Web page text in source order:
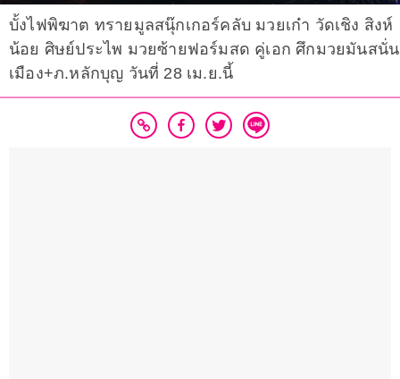
บั้งไฟพิฆาต ทรายมูลสนุ๊กเกอร์คลับ มวยเก๋า วัดเชิง สิงห์
น้อย ศิษย์ประไพ มวยซ้ายฟอร์มสด คู่เอก ศึกมวยมันสนั่น
เมือง+ภ.หลักบุญ วันที่ 28 เม.ย.นี้